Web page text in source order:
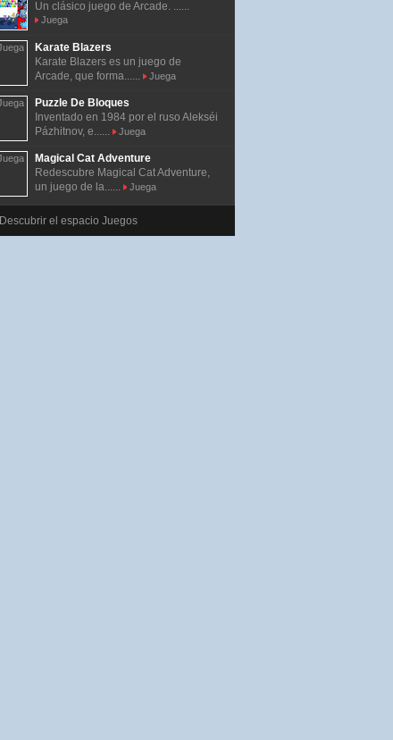
Un clásico juego de Arcade. ......
Juega
Karate Blazers
Karate Blazers es un juego de
Arcade, que forma......
Juega
Puzzle De Bloques
Inventado en 1984 por el ruso Alekséi
Pázhitnov, e......
Juega
Magical Cat Adventure
Redescubre Magical Cat Adventure,
un juego de la......
Juega
Descubrir el espacio Juegos